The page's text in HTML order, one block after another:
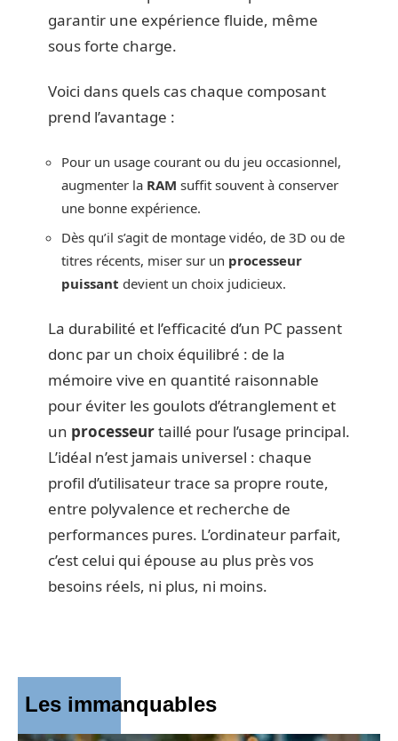
garantir une expérience fluide, même
sous forte charge.
Voici dans quels cas chaque composant
prend l’avantage :
Pour un usage courant ou du jeu occasionnel,
augmenter la RAM suffit souvent à conserver
une bonne expérience.
Dès qu’il s’agit de montage vidéo, de 3D ou de
titres récents, miser sur un processeur
puissant devient un choix judicieux.
La durabilité et l’efficacité d’un PC passent
donc par un choix équilibré : de la
mémoire vive en quantité raisonnable
pour éviter les goulots d’étranglement et
un processeurtaillé pour l’usage principal.
L’idéal n’est jamais universel : chaque
profil d’utilisateur trace sa propre route,
entre polyvalence et recherche de
performances pures. L’ordinateur parfait,
c’est celui qui épouse au plus près vos
besoins réels, ni plus, ni moins.
Les immanquables